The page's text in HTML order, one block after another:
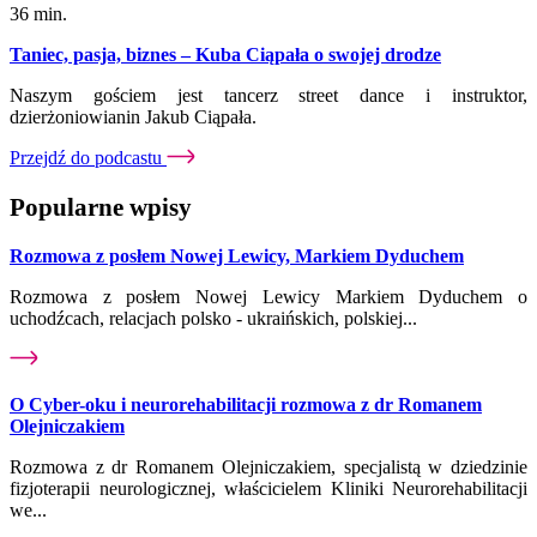
36 min.
Taniec, pasja, biznes – Kuba Ciąpała o swojej drodze
Naszym gościem jest tancerz street dance i instruktor,
dzierżoniowianin Jakub Ciąpała.
Przejdź do podcastu
Popularne wpisy
Rozmowa z posłem Nowej Lewicy, Markiem Dyduchem
Rozmowa z posłem Nowej Lewicy Markiem Dyduchem o
uchodźcach, relacjach polsko - ukraińskich, polskiej...
O Cyber-oku i neurorehabilitacji rozmowa z dr Romanem
Olejniczakiem
Rozmowa z dr Romanem Olejniczakiem, specjalistą w dziedzinie
fizjoterapii neurologicznej, właścicielem Kliniki Neurorehabilitacji
we...